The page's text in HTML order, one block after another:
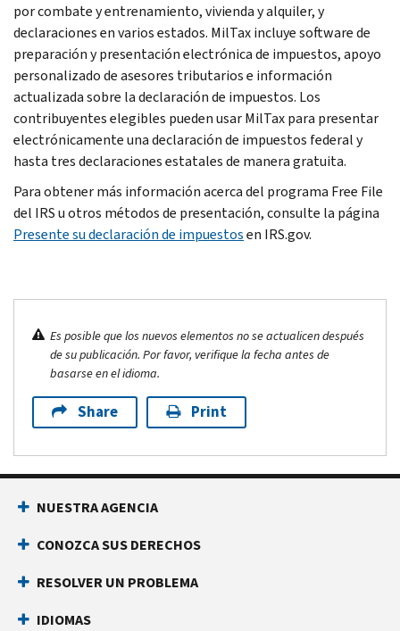
por combate y entrenamiento, vivienda y alquiler, y
declaraciones en varios estados. MilTaxincluye software de
preparación y presentación electrónica de impuestos, apoyo
personalizado de asesores tributarios e información
actualizada sobre la declaración de impuestos. Los
contribuyentes elegibles pueden usar MilTaxpara presentar
electrónicamente una declaración de impuestos federal y
hasta tres declaraciones estatales de manera gratuita.
Para obtener más información acerca del programa Free File
del IRS u otros métodos de presentación, consulte la página
Presente su declaración de impuestosen IRS.gov.
Es posible que los nuevos elementos no se actualicen después
de su publicación. Por favor, verifique la fecha antes de
basarse en el idioma.
Share Print
NUESTRA AGENCIA
CONOZCA SUS DERECHOS
RESOLVER UN PROBLEMA
IDIOMAS